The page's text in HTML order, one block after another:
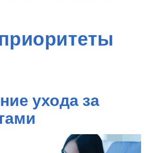
ухода за